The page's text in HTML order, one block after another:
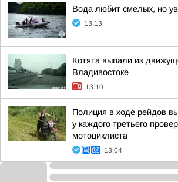
Вода любит смелых, но
13:13
Котята выпали из
Владивостоке
13:10
Полиция в ходе рейдов
у каждого третьего
мотоциклиста
13:04